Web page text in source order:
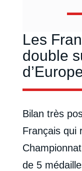
Les
double
Bilan très
Français qui
de 5